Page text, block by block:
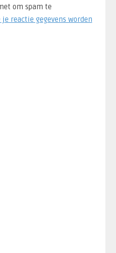
om spam te
je reactie gegevens worden